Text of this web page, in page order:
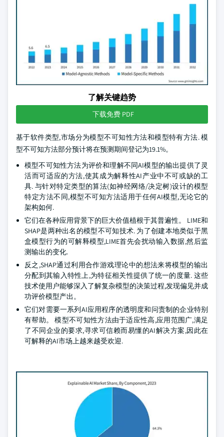
了解关键趋势
下载免费 PDF
基于软件类型,市场分为模型不可知性方法和模型特有方法. 模
型不可知方法部分预计将在预测期间登记为19.1%。
模型不可知性方法为评价和理解不同AI模型的输出提供了灵
活而可适应的方法,使其成为解释性AI产业中不可或缺的工
具. 与针对特定类型的算法(如神经网络/决定树)设计的模型
特定方法不同,模型不可知方法适用于任何AI模型,无论它的
架构如何.
它们在各种应用背景下的巨大价值植根于其普遍性。 LIME和
SHAP是两种出名的模型不可知技术. 为了创建本地类似于黑
盒模型行为的可解释模型,LIME首先会扰动输入数据,然后监
测输出的变化.
反之,SHAP通过利用合作游戏理论中的想法来将模型的输出
分配到其输入特性上,为特征相关性提供了统一的度量. 这些
技术使用户能够深入了解复杂模型的决策过程,发现偏见并成
功评价模型产出。
它们对需要一系列AI应用程序的透明度和问责制的企业特别
有帮助。 模型不可知性方法由于适应性高,应用范围广,满足
了不同企业的要求,寻求可信赖而易懂的AI解决方案,因此在
可解释的AI市场上越来越受欢迎.